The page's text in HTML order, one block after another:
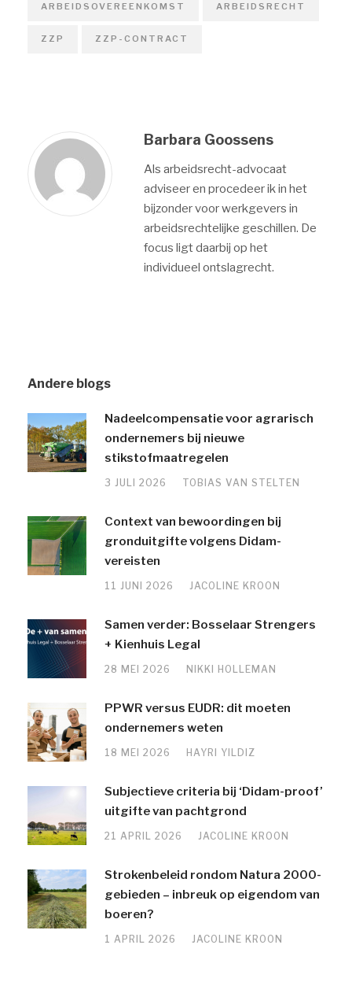
ARBEIDSOVEREENKOMST ARBEIDSRECHT
ZZP ZZP-CONTRACT
Barbara Goossens
Als arbeidsrecht-advocaat
adviseer en procedeer ik in het
bijzonder voor werkgevers in
arbeidsrechtelijke geschillen. De
focus ligt daarbij op het
individueel ontslagrecht.
Andere blogs
Nadeelcompensatie voor agrarisch
ondernemers bij nieuwe
stikstofmaatregelen
3 JULI 2026 TOBIAS VAN STELTEN
Context van bewoordingen bij
gronduitgifte volgens Didam-
vereisten
11 JUNI 2026 JACOLINE KROON
Samen verder: Bosselaar Strengers
+ Kienhuis Legal
28 MEI 2026 NIKKI HOLLEMAN
PPWR versus EUDR: dit moeten
ondernemers weten
18 MEI 2026 HAYRI YILDIZ
Subjectieve criteria bij ‘Didam-proof’
uitgifte van pachtgrond
21 APRIL 2026 JACOLINE KROON
Strokenbeleid rondom Natura 2000-
gebieden – inbreuk op eigendom van
boeren?
1 APRIL 2026 JACOLINE KROON